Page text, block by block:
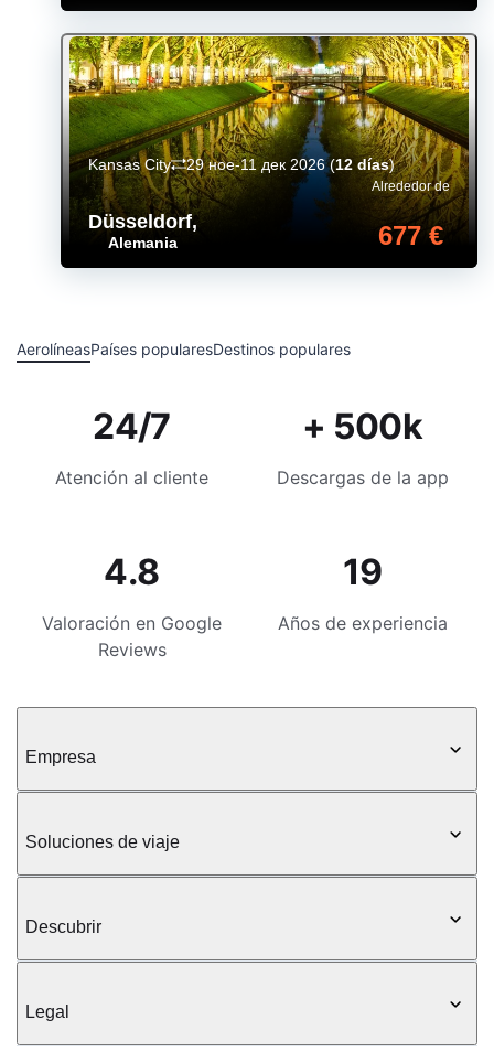
Düsseldorf,
Alemania
Alrededor de
677 €
Kansas City 29 ное-11 дек 2026(12 días)
AerolíneasPaíses popularesDestinos populares
24/7
Atención al cliente
+ 500k
Descargas de la app
4.8
Valoración en Google
Reviews
19
Años de experiencia
Empresa
Soluciones de viaje
Descubrir
Legal